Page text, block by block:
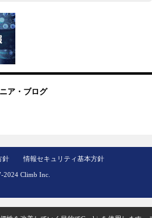
ア・ブログ
針 情報セキュリティ基本方針
2024 Climb Inc.